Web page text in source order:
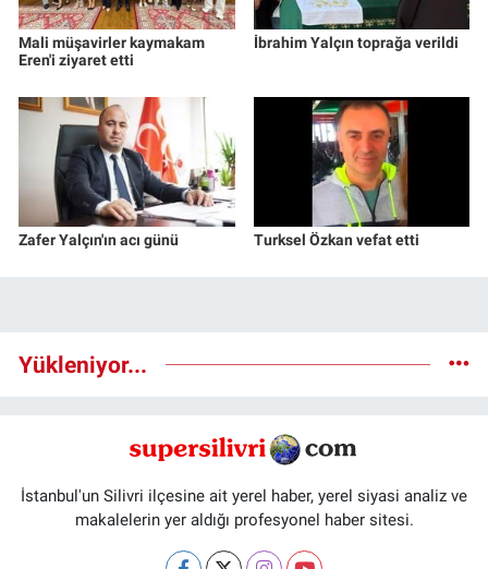
Mali müşavirler kaymakam
Eren'i ziyaret etti
İbrahim Yalçın toprağa verildi
Zafer Yalçın'ın acı günü Turksel Özkan vefat etti
Yükleniyor...
İstanbul'un Silivri ilçesine ait yerel haber, yerel siyasi analiz ve
makalelerin yer aldığı profesyonel haber sitesi.